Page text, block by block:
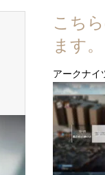
こち
ます。
アークナイ